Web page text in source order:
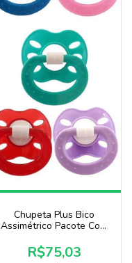
Chupeta Plus Bico
Assimétrico Pacote Com
R$75,03